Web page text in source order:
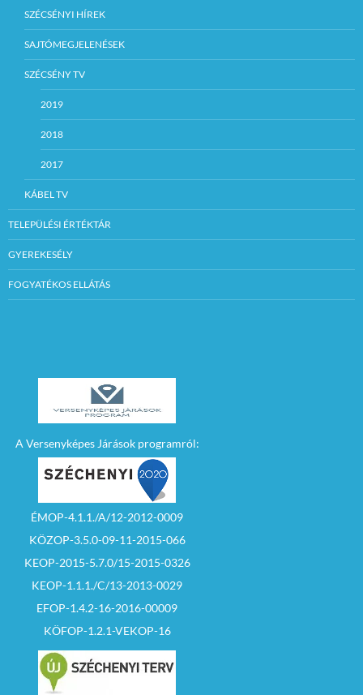
SZÉCSÉNYI HÍREK
SAJTÓMEGJELENÉSEK
SZÉCSÉNY TV
2019
2018
2017
KÁBEL TV
TELEPÜLÉSI ÉRTÉKTÁR
GYEREKESÉLY
FOGYATÉKOS ELLÁTÁS
A Versenyképes Járások programról:
ÉMOP-4.1.1./A/12-2012-0009
KÖZOP-3.5.0-09-11-2015-066
KEOP-2015-5.7.0/15-2015-0326
KEOP-1.1.1./C/13-2013-0029
EFOP-1.4.2-16-2016-00009
KÖFOP-1.2.1-VEKOP-16